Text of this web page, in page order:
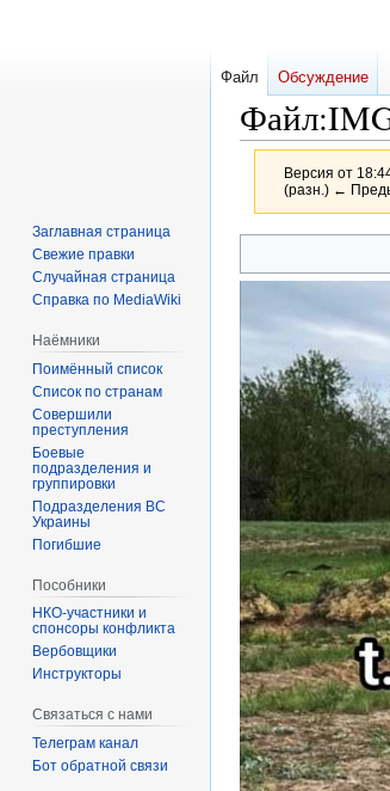
Файл:
Версия от
(разн.) ←
к
к
Файл Обсуждение
Заглавная страница
Свежие правки
Случайная страница
Справка по MediaWiki
Наёмники
Поимённый список
Список по странам
Совершили
преступления
Боевые
подразделения и
группировки
Подразделения ВС
Украины
Погибшие
Пособники
спонсоры конфликта
‏‎Вербовщики
Инструкторы
Связаться с нами
Телеграм канал
Бот обратной связи